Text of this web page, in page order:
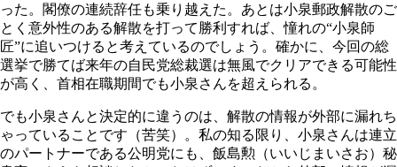
った。閣僚の連続辞任も乗り越えた。あとは小泉郵政解散のご
とく意外性のある解散を打って勝利すれば、憧れの“小泉師
匠”に追いつけると考えているのでしょう。確かに、今回の総
選挙で勝てば来年の自民党総裁選は無風でクリアできる可能性
が高く、首相在職期間でも小泉さんを超えられる。
でも小泉さんと決定的に違うのは、解散の情報が外部に漏れち
ゃっていることです（苦笑）。私の知る限り、小泉さんは連立
のパートナーである公明党にも、飯島勲（いいじまいさお）秘